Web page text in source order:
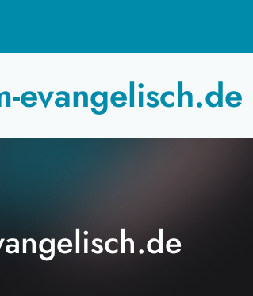
evangelisch.de